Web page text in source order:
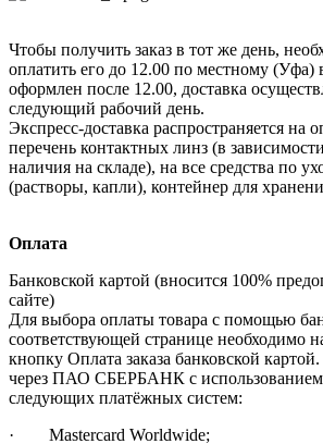
Чтобы получить заказ в тот же день,
оплатить его до 12.00 по местному (Уфа)
оформлен после 12.00, доставка
следующий рабочий день.
Экспресс-доставка распространяется на
перечень контактных линз (в
наличия на складе), на все средства по
(растворы, капли), контейнер для
Оплата
Банковской картой (вносится 100%
сайте)
Для выбора оплаты товара с помощью
соответствующей странице необходимо
кнопку Оплата заказа банковской
через ПАО СБЕРБАНК с использованием
следующих платёжных систем:
· Mastercard Worldwide;